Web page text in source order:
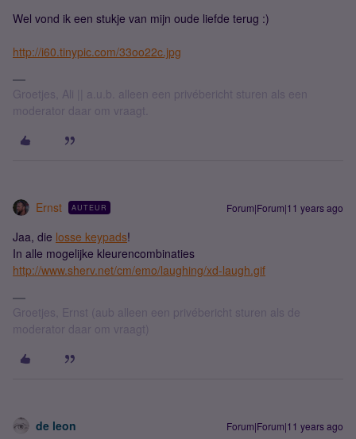
Wel vond ik een stukje van mijn oude liefde terug :)
http://i60.tinypic.com/33oo22c.jpg
Groetjes, Ali || a.u.b. alleen een privébericht sturen als een
moderator daar om vraagt.
Ernst AUTEUR Forum|Forum|11 years ago
Jaa, die losse keypads!
In alle mogelijke kleurencombinaties
http://www.sherv.net/cm/emo/laughing/xd-laugh.gif
Groetjes, Ernst (aub alleen een privébericht sturen als de
moderator daar om vraagt)
de leon Forum|Forum|11 years ago